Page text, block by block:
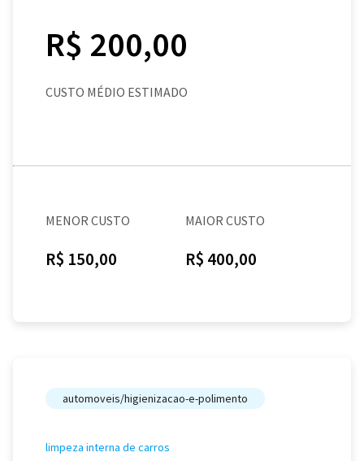
R$ 200,00
CUSTO MÉDIO ESTIMADO
MENOR CUSTO
R$ 150,00
MAIOR CUSTO
R$ 400,00
automoveis/higienizacao-e-polimento
limpeza interna de carros